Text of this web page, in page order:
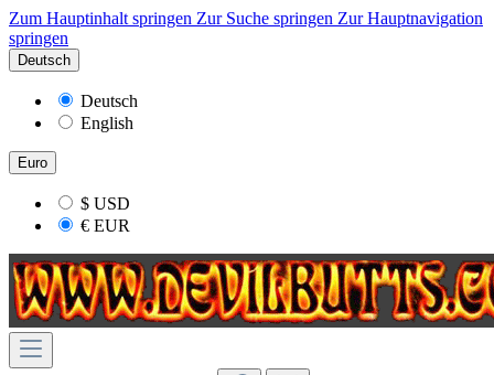
Zum Hauptinhalt springen Zur Suche springen Zur Hauptnavigation
springen
Deutsch
Deutsch
English
Euro
$ USD
€ EUR